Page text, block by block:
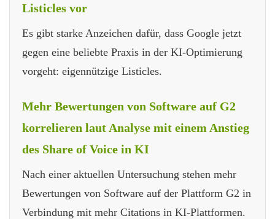
Listicles vor
Es gibt starke Anzeichen dafür, dass Google jetzt
gegen eine beliebte Praxis in der KI-Optimierung
vorgeht: eigennützige Listicles.
Mehr Bewertungen von Software auf G2
korrelieren laut Analyse mit einem Anstieg
des Share of Voice in KI
Nach einer aktuellen Untersuchung stehen mehr
Bewertungen von Software auf der Plattform G2 in
Verbindung mit mehr Citations in KI-Plattformen.